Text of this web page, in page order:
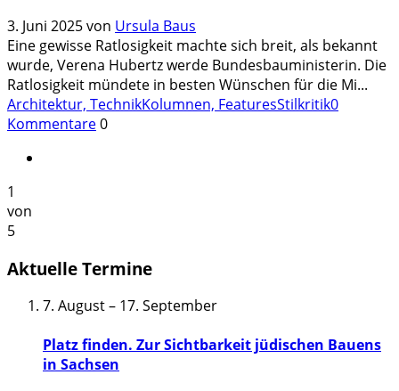
3. Juni 2025von Ursula Baus
Eine gewisse Ratlosigkeit machte sich breit, als bekannt
wurde, Verena Hubertz werde Bundesbauministerin. Die
Ratlosigkeit mündete in besten Wünschen für die Mi...
Architektur, TechnikKolumnen, FeaturesStilkritik0
Kommentare0
1
von
5
Aktuelle Termine
7. August– 17. September
Platz finden. Zur Sichtbarkeit jüdischen Bauens
in Sachsen